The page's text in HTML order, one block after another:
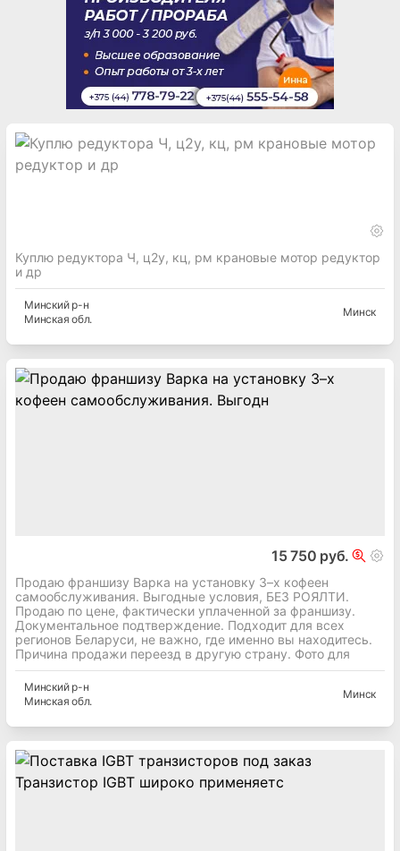
Куплю редуктора Ч, ц2у, кц, рм крановые мотор редуктор
и др
Минскийр-н
Минская обл.
Минск
15 750 руб.
Продаю франшизу Варка на установку 3–х кофеен
самообслуживания. Выгодные условия, БЕЗ РОЯЛТИ.
Продаю по цене, фактически уплаченной за франшизу.
Документальное подтверждение. Подходит для всех
регионов Беларуси, не важно, где именно вы находитесь.
Причина продажи переезд в другую страну. Фото для
Минскийр-н
Минская обл.
Минск